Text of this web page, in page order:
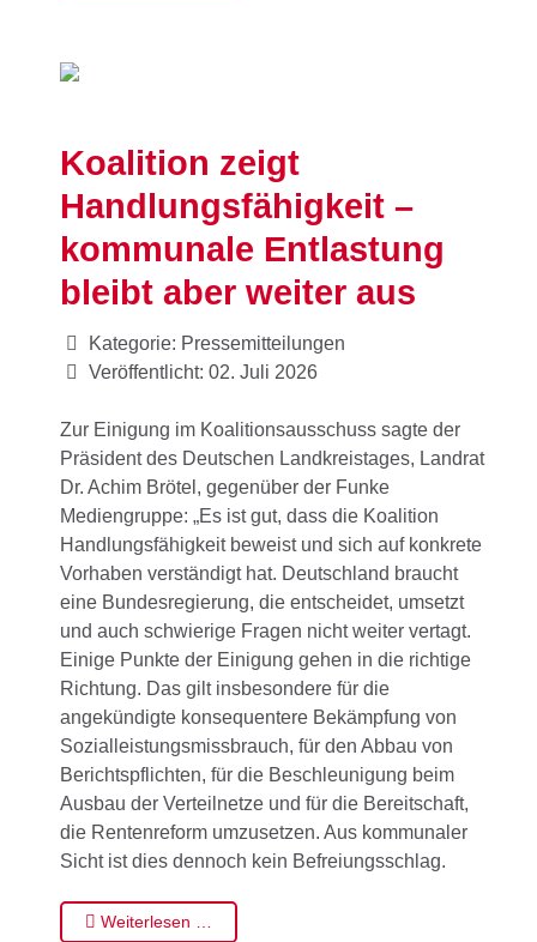
Koalition zeigt
Handlungsfähigkeit –
kommunale Entlastung
bleibt aber weiter aus
Kategorie: Pressemitteilungen
Veröffentlicht: 02. Juli 2026
Zur Einigung im Koalitionsausschuss sagte der
Präsident des Deutschen Landkreistages, Landrat
Dr. Achim Brötel, gegenüber der Funke
Mediengruppe: „Es ist gut, dass die Koalition
Handlungsfähigkeit beweist und sich auf konkrete
Vorhaben verständigt hat. Deutschland braucht
eine Bundesregierung, die entscheidet, umsetzt
und auch schwierige Fragen nicht weiter vertagt.
Einige Punkte der Einigung gehen in die richtige
Richtung. Das gilt insbesondere für die
angekündigte konsequentere Bekämpfung von
Sozialleistungsmissbrauch, für den Abbau von
Berichtspflichten, für die Beschleunigung beim
Ausbau der Verteilnetze und für die Bereitschaft,
die Rentenreform umzusetzen. Aus kommunaler
Sicht ist dies dennoch kein Befreiungsschlag.
Weiterlesen …